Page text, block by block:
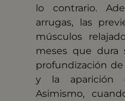
lo contrario.
arrugas, las
músculos
meses que dura
profundización
y la aparición
Asimismo,